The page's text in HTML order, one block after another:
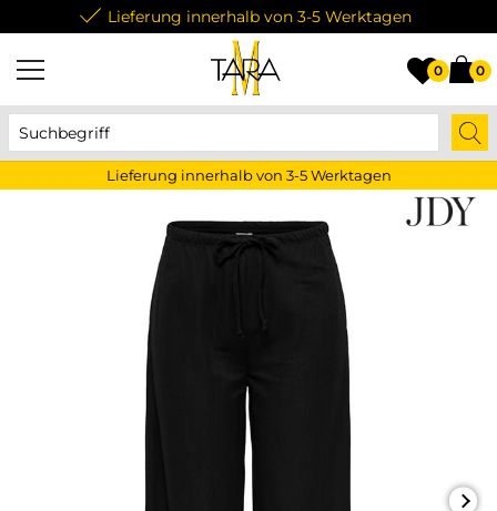
Lieferung innerhalb von 3-5 Werktagen
0 0
Lieferung innerhalb von 3-5 Werktagen